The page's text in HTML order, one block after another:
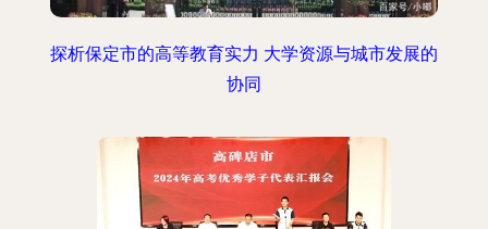
探析保定市的高等教育实力 大学资源与城市发展的
协同